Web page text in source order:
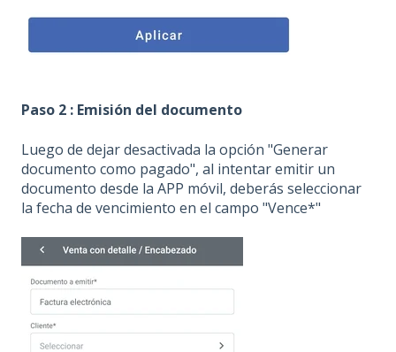
Paso 2 : Emisión del documento
Luego de dejar desactivada la opción "Generar
documento como pagado", al intentar emitir un
documento desde la APP móvil, deberás seleccionar
la fecha de vencimiento en el campo "Vence*"